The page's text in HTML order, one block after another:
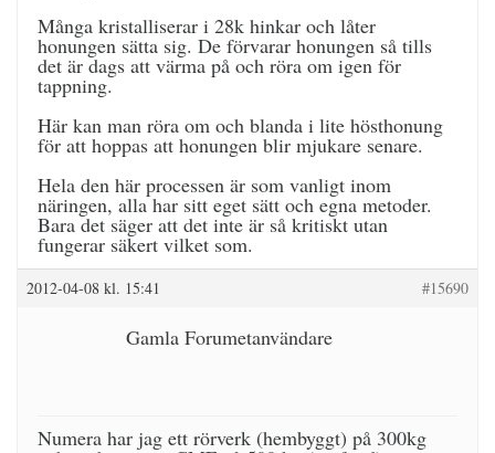
Många kristalliserar i 28k hinkar och låter
honungen sätta sig. De förvarar honungen så tills
det är dags att värma på och röra om igen för
tappning.
Här kan man röra om och blanda i lite hösthonung
för att hoppas att honungen blir mjukare senare.
Hela den här processen är som vanligt inom
näringen, alla har sitt eget sätt och egna metoder.
Bara det säger att det inte är så kritiskt utan
fungerar säkert vilket som.
2012-04-08 kl. 15:41 #15690
Gamla Forumetanvändare
Numera har jag ett rörverk (hembyggt) på 300kg